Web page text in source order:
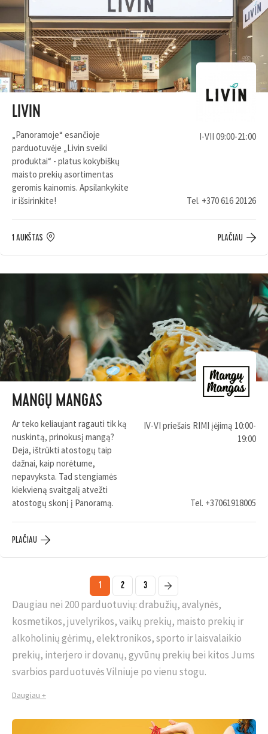
LIVIN
„Panoramoje“ esančioje
parduotuvėje „Livin sveiki
produktai“ - platus kokybiškų
maisto prekių asortimentas
geromis kainomis. Apsilankykite
ir išsirinkite!
I-VII 09:00-21:00
Tel. +370 616 20126
1 AUKŠTAS PLAČIAU
MANGŲ MANGAS
Ar teko keliaujant ragauti tik ką
nuskintą, prinokusį mangą?
Deja, ištrūkti atostogų taip
dažnai, kaip norėtume,
nepavyksta. Tad stengiamės
kiekvieną svaitgalį atvežti
atostogų skonį į Panoramą.
IV-VI priešais RIMI įėjimą 10:00-
19:00
Tel. +37061918005
PLAČIAU
1 2 3
Daugiau nei 200 parduotuvių: drabužių, avalynės,
kosmetikos, juvelyrikos, vaikų prekių, maisto prekių ir
alkoholinių gėrimų, elektronikos, sporto ir laisvalaikio
prekių, interjero ir dovanų, gyvūnų prekių bei kitos Jums
svarbios parduotuvės Vilniuje po vienu stogu.
Daugiau